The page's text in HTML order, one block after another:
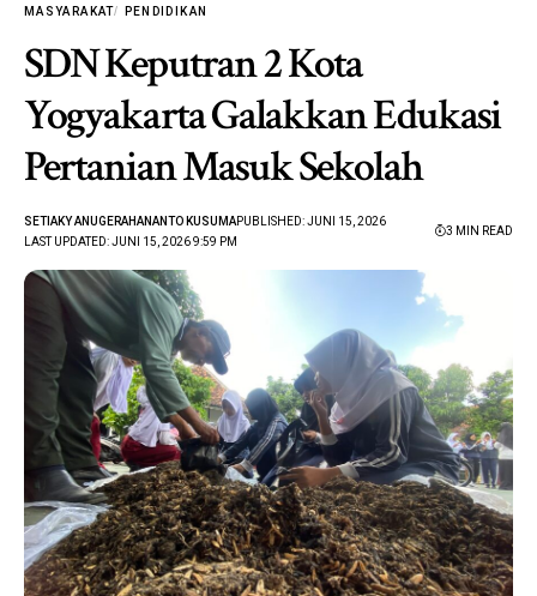
MASYARAKAT PENDIDIKAN
SDN Keputran 2 Kota
Yogyakarta Galakkan Edukasi
Pertanian Masuk Sekolah
LAST UPDATED: JUNI 15, 2026 9:59 PM
SETIAKY ANUGERAHANANTO KUSUMAPUBLISHED: JUNI 15, 2026
3 MIN READ